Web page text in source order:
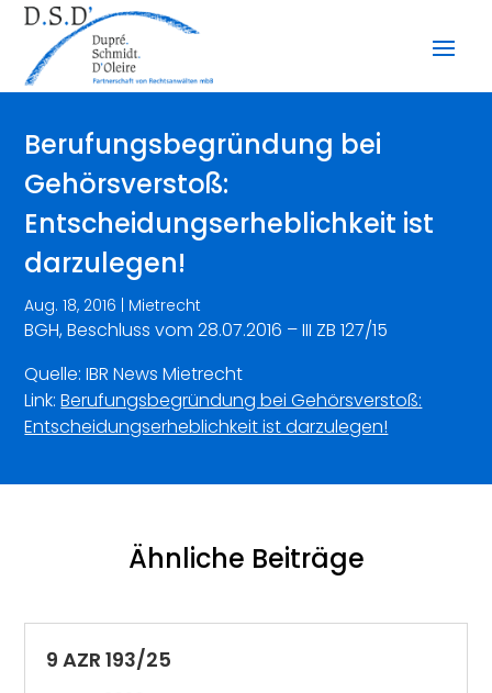
Berufungsbegründung bei
Gehörsverstoß:
Entscheidungserheblichkeit ist
darzulegen!
Aug. 18, 2016 | Mietrecht
BGH, Beschluss vom 28.07.2016 – III ZB 127/15
Quelle: IBR News Mietrecht
Link:Berufungsbegründung bei Gehörsverstoß:
Entscheidungserheblichkeit ist darzulegen!
Ähnliche Beiträge
9 AZR 193/25